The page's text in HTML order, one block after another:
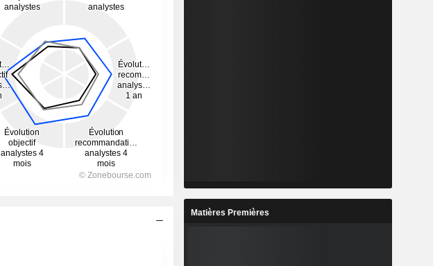
Matières Premières